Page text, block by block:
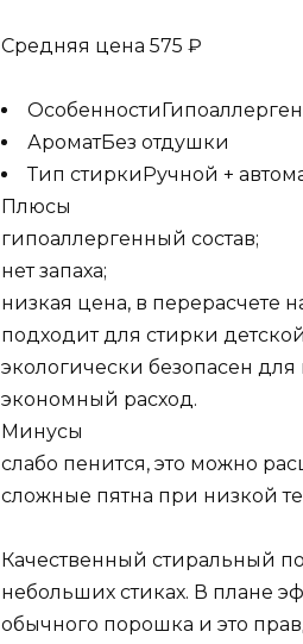
Средняя цена 575 ₽
АроматБез отдушки
Тип стиркиРучной +
Плюсы
гипоаллергенный состав;
нет запаха;
низкая цена, в перерасчете
подходит для стирки
экологически безопасен
экономный расход.
Минусы
слабо пенится, это можно
сложные пятна при низкой
Качественный стиральный
небольших стиках. В плане
обычного порошка и это